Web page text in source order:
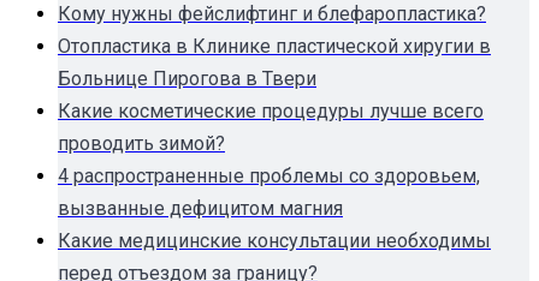
Кому нужны фейслифтинг и блефаропластика?
Отопластика в Клинике пластической хиругии в
Больнице Пирогова в Твери
Какие косметические процедуры лучше всего
проводить зимой?
4 распространенные проблемы со здоровьем,
вызванные дефицитом магния
Какие медицинские консультации необходимы
перед отъездом за границу?